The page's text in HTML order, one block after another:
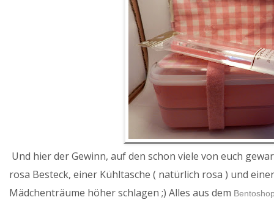
Und hier der Gewinn, auf den schon viele von euch
rosa Besteck, einer Kühltasche ( natürlich rosa ) und
Mädchenträume höher schlagen ;) Alles aus dem